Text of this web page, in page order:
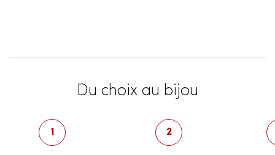
Du choix au bijou
1 2